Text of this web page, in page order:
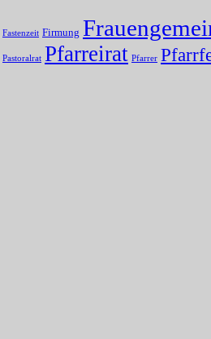
Fastenzeit Firmung
Pastoralrat Pfarreirat Pfarrer